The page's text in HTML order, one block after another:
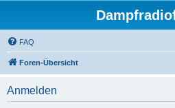
FAQ
Foren-Übersicht
Anmelden